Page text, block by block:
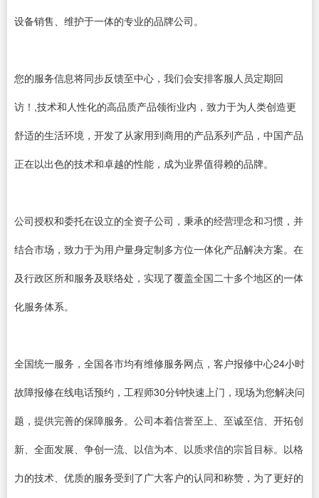
设备销售、维护于一体的专业的品牌公司。
您的服务信息将同步反馈至中心，我们会安排客服人员定期回
访！,技术和人性化的高品质产品领衔业内，致力于为人类创造更
舒适的生活环境，开发了从家用到商用的产品系列产品，中国产品
正在以出色的技术和卓越的性能，成为业界值得赖的品牌。
公司授权和委托在设立的全资子公司，秉承的经营理念和习惯，并
结合市场，致力于为用户量身定制多方位一体化产品解决方案。在
及行政区所和服务及联络处，实现了覆盖全国二十多个地区的一体
化服务体系。
全国统一服务，全国各市均有维修服务网点，客户报修中心24小时
故障报修在线电话预约，工程师30分钟快速上门，现场为您解决问
题，提供完善的保障服务。公司本着信誉至上、至诚至信、开拓创
新、全面发展、争创一流、以信为本、以质求信的宗旨目标。以格
力的技术、优质的服务受到了广大客户的认同和称赞，为了更好的